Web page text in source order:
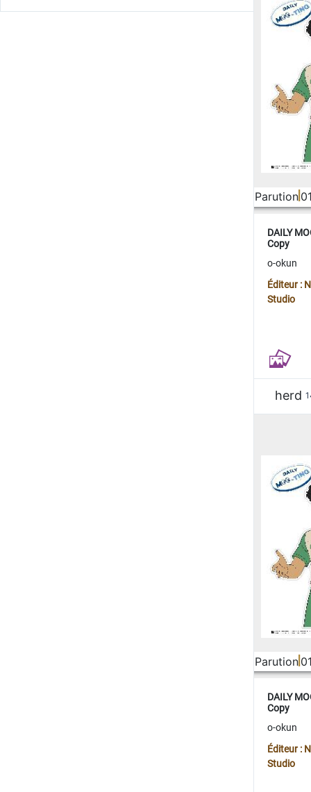
Parution
DAILY
Copy
o-okun
Éditeur :
Studio
herd
Parution
DAILY
Copy
o-okun
Éditeur :
Studio